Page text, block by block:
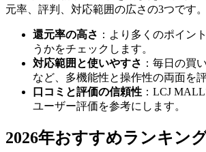
元率、評判、対応範囲の広さの3つです。
還元率の高さ ：より多くのポイン
うかをチェックします。
対応範囲と使いやすさ ：毎日の買
など、多機能性と操作性の両面を
口コミと評価の信頼性 ：LCJ
ユーザー評価を参考にします。
2026年おすすめランキン